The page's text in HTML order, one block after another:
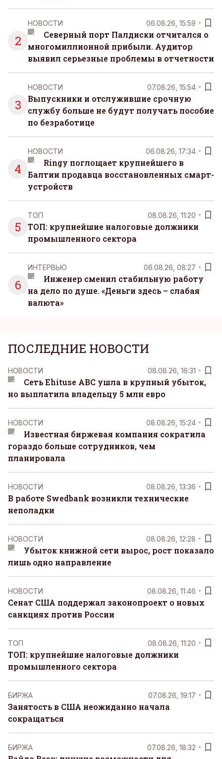
2
НОВОСТИ 06.08.26, 15:59
Северный порт Палдиски отчитался о
многомиллионной прибыли. Аудитор
выявил серьезные проблемы в отчетности
3
НОВОСТИ 07.08.26, 15:54
Выпускники и отслужившие срочную
службу больше не будут получать пособие
по безработице
4
НОВОСТИ 06.08.26, 17:34
Ringy поглощает крупнейшего в
Балтии продавца восстановленных смарт-
устройств
5
ТОП 08.08.26, 11:20
ТОП: крупнейшие налоговые должники
промышленного сектора
6
ИНТЕРВЬЮ 06.08.26, 08:27
Инженер сменил стабильную работу
на дело по душе. «Деньги здесь – слабая
валюта»
ПОСЛЕДНИЕ НОВОСТИ
НОВОСТИ 08.08.26, 16:31
Сеть Ehituse ABC ушла в крупный убыток,
но выплатила владельцу 5 млн евро
НОВОСТИ 08.08.26, 15:24
Известная биржевая компания сократила
гораздо больше сотрудников, чем
планировала
НОВОСТИ 08.08.26, 13:36
В работе Swedbank возникли технические
неполадки
НОВОСТИ 08.08.26, 12:28
Убыток книжной сети вырос, рост показало
лишь одно направление
НОВОСТИ 08.08.26, 11:46
Сенат США поддержал законопроект о новых
санкциях против России
ТОП 08.08.26, 11:20
ТОП: крупнейшие налоговые должники
промышленного сектора
БИРЖА 07.08.26, 19:17
Занятость в США неожиданно начала
сокращаться
БИРЖА 07.08.26, 18:32